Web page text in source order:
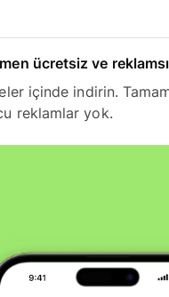
ücretsiz ve
içinde indirin.
reklamlar yok.